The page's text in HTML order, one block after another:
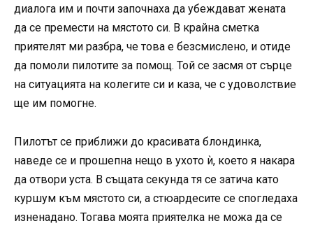
диалога им и почти започнаха да убеждават жената
да се премести на мястото си. В крайна сметка
приятелят ми разбра, че това е безсмислено, и отиде
да помоли пилотите за помощ. Той се засмя от сърце
на ситуацията на колегите си и каза, че с удоволствие
ще им помогне.
Пилотът се приближи до красивата блондинка,
наведе се и прошепна нещо в ухото ѝ, което я накара
да отвори уста. В същата секунда тя се затича като
куршум към мястото си, а стюардесите се спогледаха
изненадано. Тогава моята приятелка не можа да се